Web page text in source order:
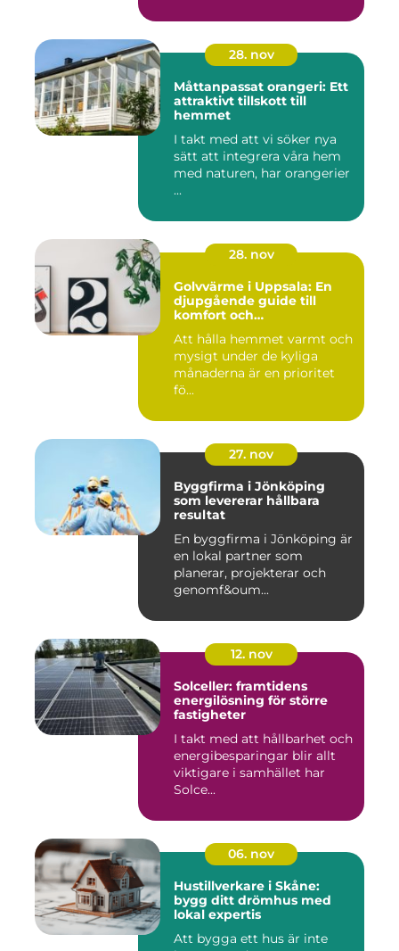
28. nov
Måttanpassat orangeri: Ett
attraktivt tillskott till
hemmet
I takt med att vi söker nya
sätt att integrera våra hem
med naturen, har orangerier
...
28. nov
Golvvärme i Uppsala: En
djupgående guide till
komfort och
Att hålla hemmet varmt och
mysigt under de kyliga
månaderna är en prioritet
fö...
27. nov
Byggfirma i Jönköping
som levererar hållbara
resultat
En byggfirma i Jönköping är
en lokal partner som
planerar, projekterar och
genomf&oum...
12. nov
Solceller: framtidens
energilösning för större
fastigheter
I takt med att hållbarhet och
energibesparingar blir allt
viktigare i samhället har
Solce...
06. nov
Hustillverkare i Skåne:
bygg ditt drömhus med
lokal expertis
Att bygga ett hus är inte